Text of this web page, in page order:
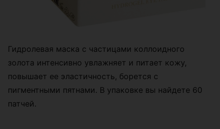
Гидролевая маска с частицами коллоидного
золота интенсивно увлажняет и питает кожу,
повышает ее эластичность, борется с
пигментными пятнами. В упаковке вы найдете 60
патчей.